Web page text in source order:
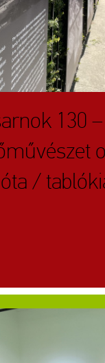
130
/